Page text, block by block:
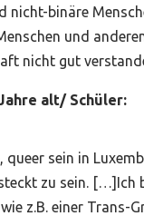
nicht-binäre
und
nicht gut
alt/ Schüler:
queer sein in
zu sein. […]Ich
z.B. einer Trans-